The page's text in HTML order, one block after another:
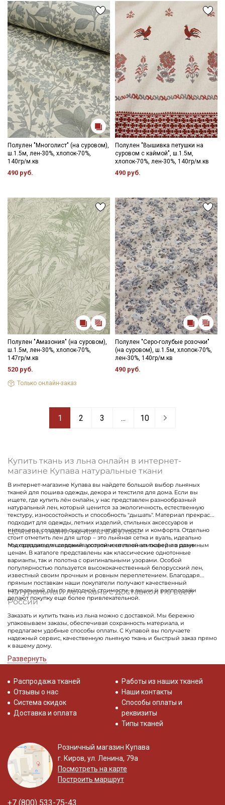
Полулен "Многолист" (на суровом),
ш.1.5м, лен-30%, хлопок-70%,
140гр/м.кв
490 руб.
Полулен "Вышивка петушки на
суровом с каймой", ш.1.5м,
хлопок-70%, лен-30%, 140гр/м.кв
490 руб.
Полулен "Амазония" (на суровом),
ш.1.5м, лен-30%, хлопок-70%,
147гр/м.кв
520 руб.
Только онлайн-заказ
Полулен "Серо-голубые розочки"
(на суровом), ш.1.5м, хлопок-70%,
лен-30%, 140гр/м.кв
490 руб.
1 2 3 ... 10
Купить ткань из льна онлайн в интернет-
магазине Купава натуральные ткани
В интернет-магазине Купава вы найдете большой выбор льняных
тканей для пошива одежды, декора и текстиля для дома. Если вы
ищете, где купить лён онлайн, у нас представлен разнообразный
натуральный лен, который ценится за экологичность, естественную
текстуру, износостойкость и способность "дышать". Материал прекрасно
подходит для одежды, летних изделий, стильных аксессуаров и
интерьера, создавая ощущение натуральности и комфорта. Отдельно
стоит отметить лен для штор – это льняная сетка и вуаль, идеально
подходящие для создания уютной и светлой атмосферы в доме
Цены на ткани из льна в Купаве
Мы предлагаем широкий ассортимент льняных тканей по разумным
ценам. В каталоге представлены как классические однотонные
варианты, так и полотна с оригинальными узорами. Особой
популярностью пользуется высококачественный белорусский лен,
известный своим прочным и ровным переплетением. Благодаря
прямым поставкам наши покупатели получают качественный
натуральный лён по выгодной стоимости, а акции и распродажи
делают покупку еще более привлекательной.
Натуральный лён ткань с доставкой по всей
России
Заказать и купить ткань из льна можно с доставкой. Мы бережно
упаковываем заказы, обеспечивая сохранность материала, и
предлагаем удобные способы оплаты. С Купавой вы получаете
надежный сервис, качественную льняную ткань и быстрый заказ прямо
к вашему дому.
Развернуть
Распродажа тканей
Отзывы о нас
Система скидок
Доставка и оплата
Работы из наших тканей
Наши контакты
Способы оплаты и
реквизиты
Типы тканей
Розничный магазин Купава
г. Киров, ул. Ленина, 79а
Посмотреть на карте
Построить маршрут
+7 (800) 533-75-43